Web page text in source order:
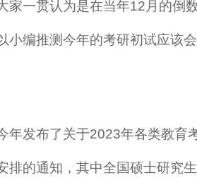
家一贯认为是在当年12月的倒
小编推测今年的考研初试应该会
年发布了关于2023年各类教育
排的通知，其中全国硕士研究生